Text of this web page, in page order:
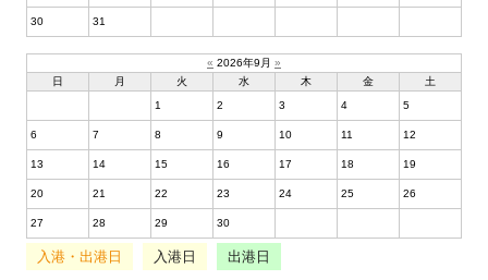
30 31
« 2026年9月 »
日
月 火 水 木 金
土
1
2 3 4 5
6 7 8 9 10 11 12
13 14 15 16 17 18 19
20 21 22 23 24 25 26
27 28 29 30
入港・出港日 入港日 出港日